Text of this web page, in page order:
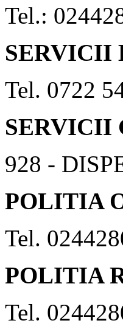
Tel.:
SERVICII
Tel. 0722
SERVICII
928 -
POLITIA
Tel.
POLITIA
Tel.